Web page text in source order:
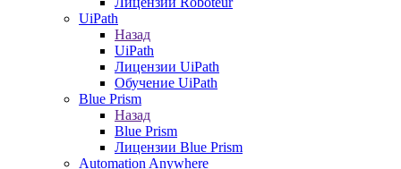
UiPath
Назад
UiPath
Лицензии UiPath
Обучение UiPath
Blue Prism
Назад
Blue Prism
Лицензии Blue Prism
Automation Anywhere